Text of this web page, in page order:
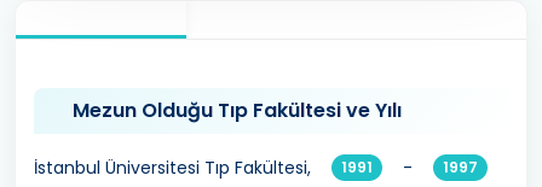
Mezun Olduğu Tıp Fakültesi ve Yılı
İstanbul Üniversitesi Tıp Fakültesi, 1991 - 1997